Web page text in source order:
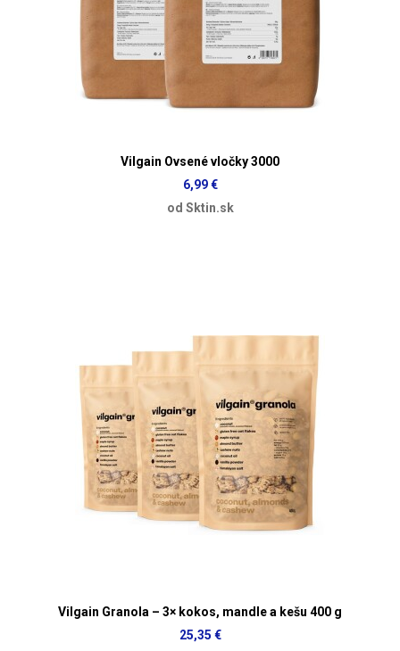
Vilgain Ovsené vločky 3000
6,99 €
od Sktin.sk
Vilgain Granola – 3× kokos, mandle a kešu 400 g
25,35 €